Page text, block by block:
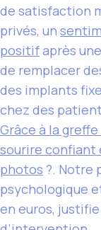
de satisfaction
privés, un
positifaprès
de remplacer
des implants
chez des
Grâce à la
sourire confiant
photos ?. Notre
psychologique
en euros,